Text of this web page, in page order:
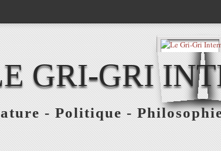
GRI-GRI
- Politique -